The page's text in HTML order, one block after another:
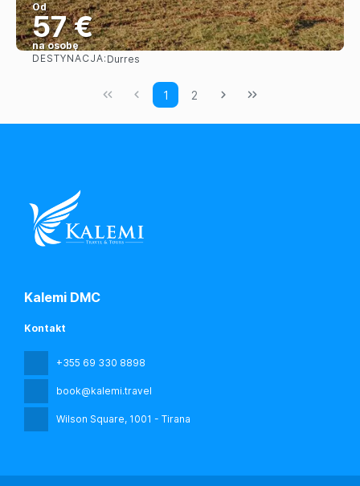
Od
57 €
na osobę
DESTYNACJA: Durres
1 2
Kalemi DMC
Kontakt
+355 69 330 8898
book@kalemi.travel
Wilson Square, 1001 - Tirana